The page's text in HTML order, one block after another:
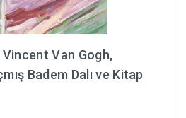
Van Gogh,
Badem Dalı ve Kitap